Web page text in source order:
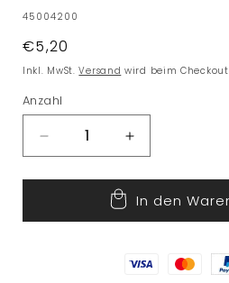
SKU:
45004200
Normaler
Preis
€5,20
Inkl. MwSt.Versand wird beim
Anzahl
Verringere
die
Menge
Kerze
Erhöhe
die
Menge
für
Kerze
Glas
In den